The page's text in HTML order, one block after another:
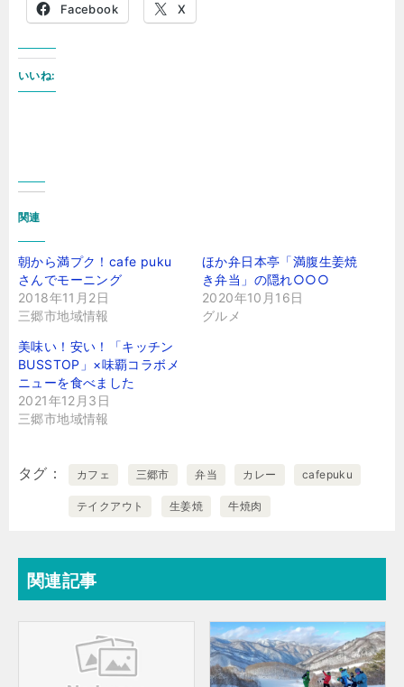
Facebook X
いいね:
関連
朝から満プク！cafe puku
さんでモーニング
2018年11月2日
三郷市地域情報
ほか弁日本亭「満腹生姜焼
き弁当」の隠れ○○○
2020年10月16日
グルメ
美味い！安い！「キッチン
BUSSTOP」×味覇コラボメ
ニューを食べました
2021年12月3日
三郷市地域情報
タグ カフェ 三郷市 弁当 カレー cafepuku
テイクアウト 生姜焼 牛焼肉
関連記事